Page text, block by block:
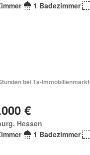
1 Badezimmer
bei 1a-Immobilienmarkt
€
Hessen
1 Badezimmer